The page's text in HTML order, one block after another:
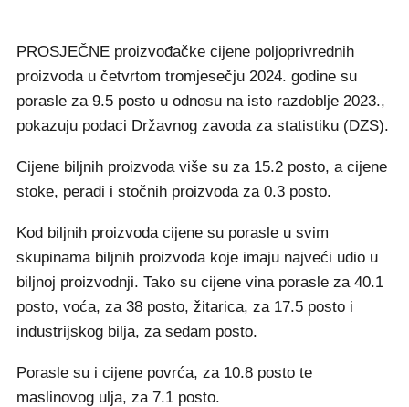
PROSJEČNE proizvođačke cijene poljoprivrednih
proizvoda u četvrtom tromjesečju 2024. godine su
porasle za 9.5 posto u odnosu na isto razdoblje 2023.,
pokazuju podaci Državnog zavoda za statistiku (DZS).
Cijene biljnih proizvoda više su za 15.2 posto, a cijene
stoke, peradi i stočnih proizvoda za 0.3 posto.
Kod biljnih proizvoda cijene su porasle u svim
skupinama biljnih proizvoda koje imaju najveći udio u
biljnoj proizvodnji. Tako su cijene vina porasle za 40.1
posto, voća, za 38 posto, žitarica, za 17.5 posto i
industrijskog bilja, za sedam posto.
Porasle su i cijene povrća, za 10.8 posto te
maslinovog ulja, za 7.1 posto.